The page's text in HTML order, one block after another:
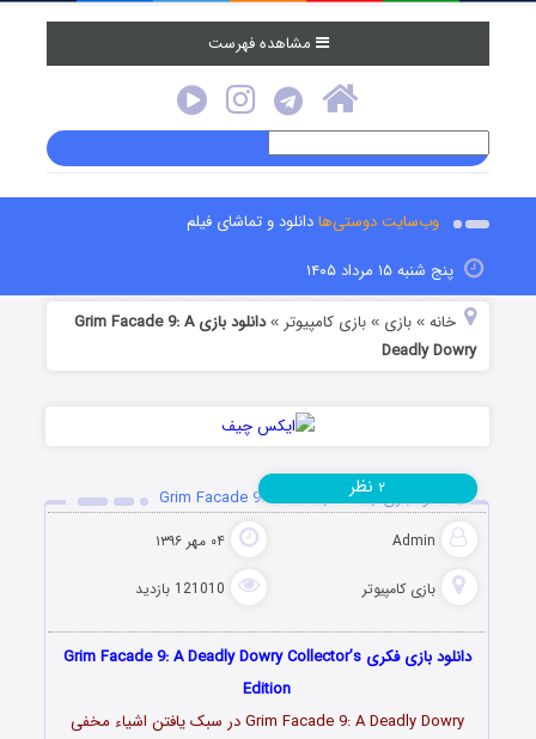
مشاهده فهرست
وب‌سایت دوستی‌هادانلود و تماشای فیلم
پنج شنبه ۱۵ مرداد ۱۴۰۵
خانه »بازی »بازی کامپیوتر »
دانلود بازی Grim Facade 9: A
Deadly Dowry
دانلود بازی Grim Facade 9: A Deadly Dowry
Admin ۰۴ مهر ۱۳۹۶
بازی کامپیوتر 121010 بازدید
۲ نظر
دانلود بازی فکری Grim Facade 9: A Deadly Dowry Collector’s
Edition
Grim Facade 9: A Deadly Dowry در سبک یافتن اشیاء مخفی